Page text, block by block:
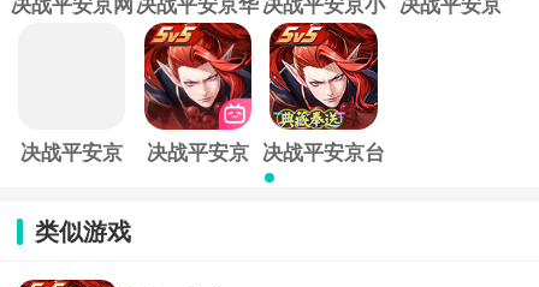
决战平安京网 决战平安京华
为版
决战平安京小
米渠道服
决战平安京
决战平安京
决战平安京 决战平安京台
类似游戏